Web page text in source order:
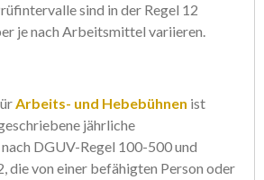
sind in der Regel 12
je nach Arbeitsmittel variieren.
Arbeits- und Hebebühnen ist
jährliche
DGUV-Regel 100-500 und
die von einer befähigten Person oder